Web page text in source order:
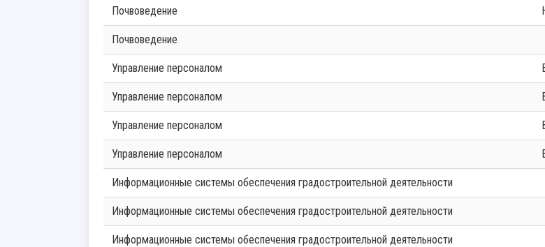
Почвоведение
Почвоведение
Управление персоналом
Управление персоналом
Управление персоналом
Управление персоналом
Информационные системы обеспечения градостроительной деятельности
Информационные системы обеспечения градостроительной деятельности
Информационные системы обеспечения градостроительной деятельности